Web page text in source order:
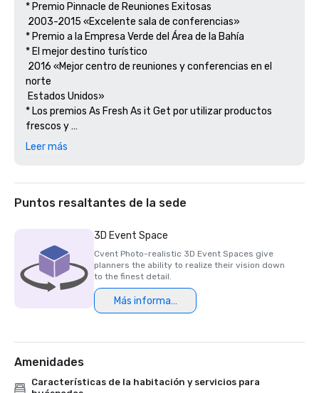
* Premio Pinnacle de Reuniones Exitosas
2003-2015 «Excelente sala de conferencias»
* Premio a la Empresa Verde del Área de la Bahía
* El mejor destino turístico
2016 «Mejor centro de reuniones y conferencias en el
norte
Estados Unidos»
* Los premios As Fresh As it Get por utilizar productos
frescos y
productos sostenibles.
Leer más
Puntos resaltantes de la sede
3D Event Space
Cvent Photo-realistic 3D Event Spaces give
planners the ability to realize their vision down
to the finest detail.
Más información
Amenidades
Características de la habitación y servicios para